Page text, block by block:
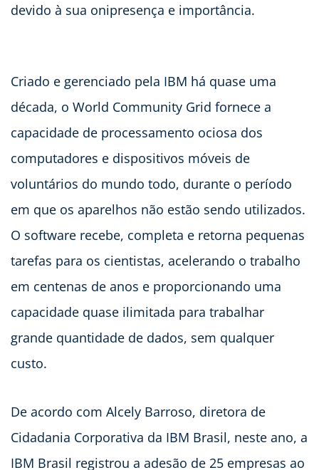
devido à sua onipresença e importância.
Criado e gerenciado pela IBM há quase uma
década, o World Community Grid fornece a
capacidade de processamento ociosa dos
computadores e dispositivos móveis de
voluntários do mundo todo, durante o período
em que os aparelhos não estão sendo utilizados.
O software recebe, completa e retorna pequenas
tarefas para os cientistas, acelerando o trabalho
em centenas de anos e proporcionando uma
capacidade quase ilimitada para trabalhar
grande quantidade de dados, sem qualquer
custo.
De acordo com Alcely Barroso, diretora de
Cidadania Corporativa da IBM Brasil, neste ano, a
IBM Brasil registrou a adesão de 25 empresas ao